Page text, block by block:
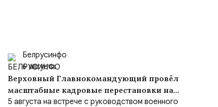
Белрусинфо
6 августа
Верховный Главнокомандующий провёл
масштабные кадровые перестановки на
встрече с руководством Министерства
5 августа на встрече с руководством военного